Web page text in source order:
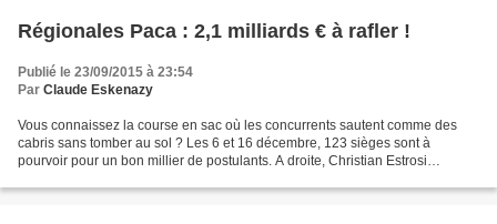
Régionales Paca : 2,1 milliards € à rafler !
Publié le 23/09/2015 à 23:54
Par Claude Eskenazy
Vous connaissez la course en sac où les concurrents sautent comme des
cabris sans tomber au sol ? Les 6 et 16 décembre, 123 sièges sont à
pourvoir pour un bon millier de postulants. A droite, Christian Estrosi